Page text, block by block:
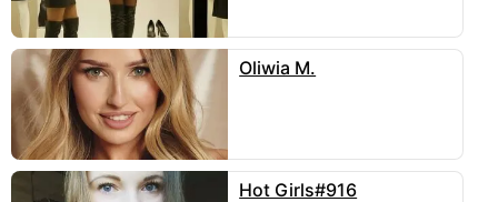
specyficzny styl, elegancja i kobiecość działają na
naszą wyobraźnię i nieraz wracają w erotycznych
snach. Naturalna uroda, piękne kształty i bielizna,
która rozgrzewa do czerwoności i prowokuje.
Gdyby jedna z tych aktorek wyszła z ekranu ... To
byłaby szalona noc.
23 maja
8 odpowiedzi
Oliwia M.
Hot Girls#916